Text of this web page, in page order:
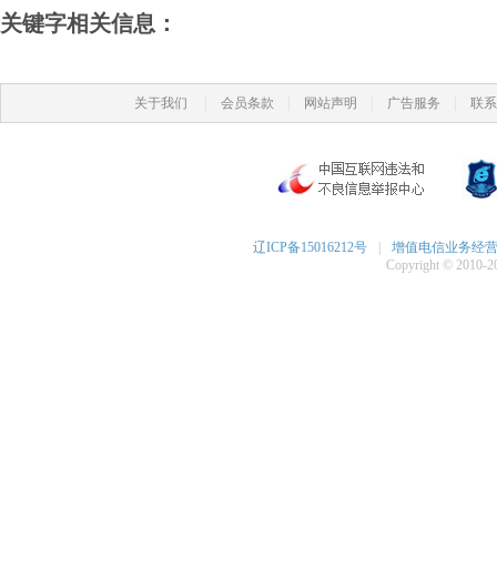
关键字相关信息：
关于我们 会员条款 网站声明 广告服务 联
辽ICP备15016212号
增值电信业务经
Copyright © 2010-